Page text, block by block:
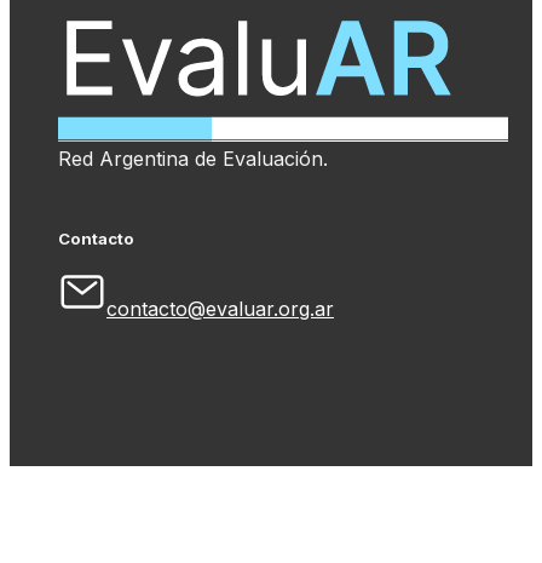
Red Argentina de Evaluación.
Contacto
contacto@evaluar.org.ar